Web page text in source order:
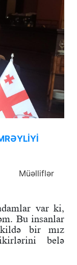
Müəlliflər
var ki,
Bu insanlar
bir mız
belə